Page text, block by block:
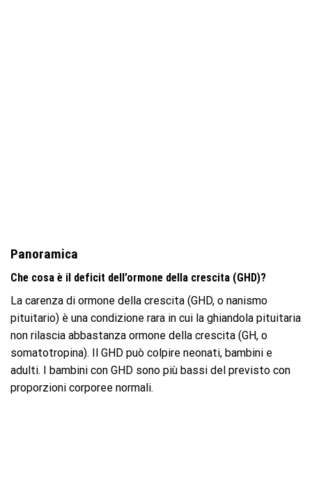
Panoramica
Che cosa è il deficit dell’ormone della crescita (GHD)?
La carenza di ormone della crescita (GHD, o nanismo
pituitario) è una condizione rara in cui la ghiandola pituitaria
non rilascia abbastanza ormone della crescita (GH, o
somatotropina). Il GHD può colpire neonati, bambini e
adulti. I bambini con GHD sono più bassi del previsto con
proporzioni corporee normali.